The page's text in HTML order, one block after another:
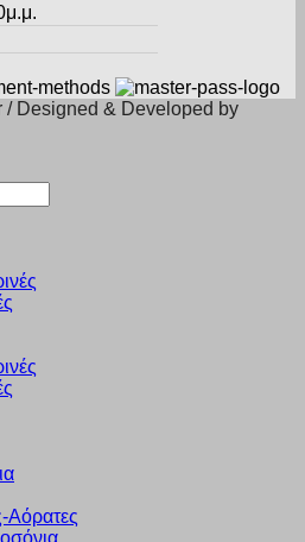
Designed & Developed by
Αόρατες